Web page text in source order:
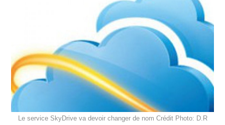
Le service SkyDrive va devoir changer de nom Crédit Photo: D.R